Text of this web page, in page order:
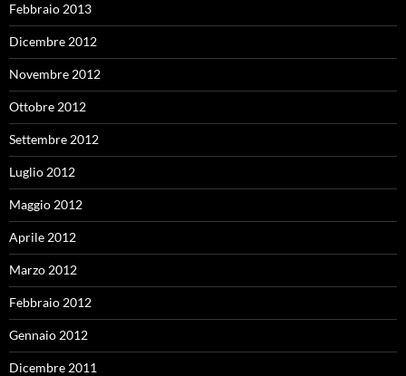
Febbraio 2013
Dicembre 2012
Novembre 2012
Ottobre 2012
Settembre 2012
Luglio 2012
Maggio 2012
Aprile 2012
Marzo 2012
Febbraio 2012
Gennaio 2012
Dicembre 2011